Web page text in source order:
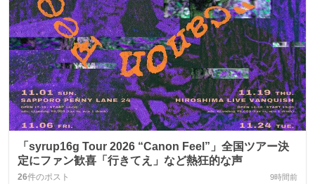
「syrup16g Tour 2026 “Canon Feel”」全国ツアー決
定にファン歓喜「行きてえ」など熱狂的な声
26件のポスト 9時間前